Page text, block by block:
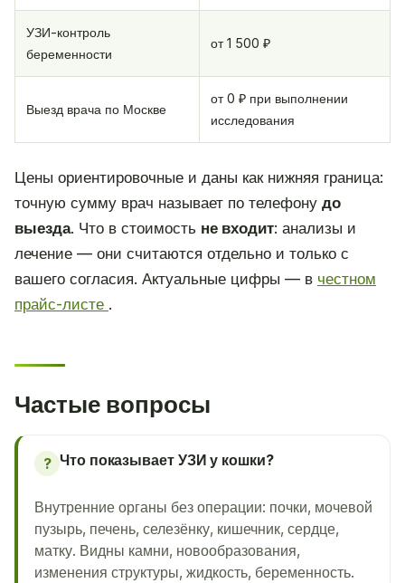
УЗИ-контроль
беременности
от 1 500 ₽
Выезд врача по Москве
от 0 ₽ при выполнении
исследования
Цены ориентировочные и даны как нижняя граница:
точную сумму врач называет по телефону до
выезда. Что в стоимость не входит: анализы и
лечение — они считаются отдельно и только с
вашего согласия. Актуальные цифры — в честном
прайс-листе .
Частые вопросы
? Что показывает УЗИ у кошки?
Внутренние органы без операции: почки, мочевой
пузырь, печень, селезёнку, кишечник, сердце,
матку. Видны камни, новообразования,
изменения структуры, жидкость, беременность.